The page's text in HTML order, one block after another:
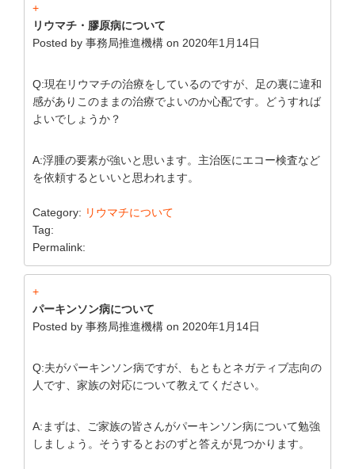
+
リウマチ・膠原病について
Posted by 事務局推進機構 on 2020年1月14日
Q:現在リウマチの治療をしているのですが、足の裏に違和
感がありこのままの治療でよいのか心配です。どうすれば
よいでしょうか？
A:浮腫の要素が強いと思います。主治医にエコー検査など
を依頼するといいと思われます。
Category: リウマチについて
Tag:
Permalink:
+
パーキンソン病について
Posted by 事務局推進機構 on 2020年1月14日
Q:夫がパーキンソン病ですが、もともとネガティブ志向の
人です、家族の対応について教えてください。
A:まずは、ご家族の皆さんがパーキンソン病について勉強
しましょう。そうするとおのずと答えが見つかります。